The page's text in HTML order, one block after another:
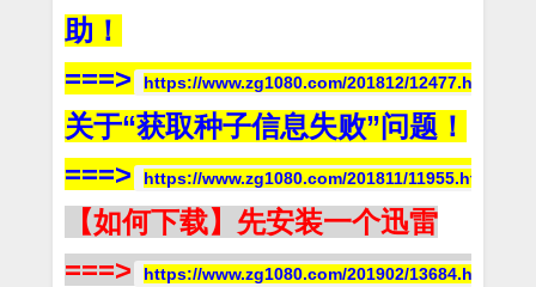
助！
===>
https://www.zg1080.com/201812/12477.html
关于“获取种子信息失败”问题！
===>
https://www.zg1080.com/201811/11955.html
【如何下载】先安装一个迅雷
===>
https://www.zg1080.com/201902/13684.html